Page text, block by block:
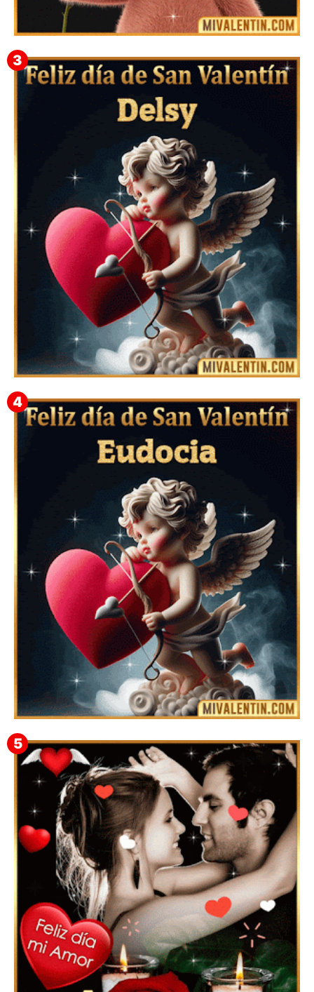
Mensajes Tarjetas y GiF de San Valentín para Amigas
Feliz San Valentín Delsy
Feliz San Valentín Eudocia